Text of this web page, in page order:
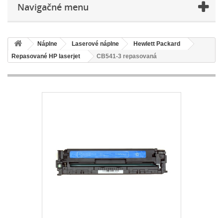
Navigačné menu
Náplne Laserové náplne
Hewlett Packard
Repasované HP laserjet
CB541-3 repasovaná